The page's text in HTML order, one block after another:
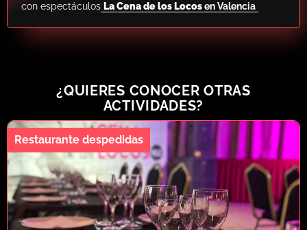
con espectáculos La Cena de los Locosen Valencia
¿QUIERES CONOCER OTRAS
ACTIVIDADES?
Restaurante despedidas